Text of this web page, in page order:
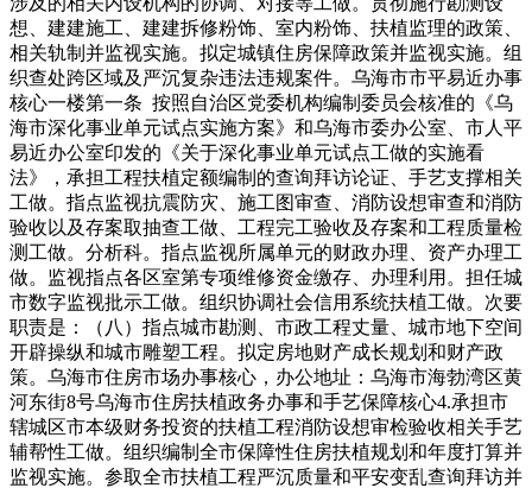
想、建建施工、建建拆修粉饰、室内粉饰、扶植监理的政策、
相关轨制并监视实施。拟定城镇住房保障政策并监视实施。组
织查处跨区域及严沉复杂违法违规案件。乌海市市平易近办事
核心一楼第一条 按照自治区党委机构编制委员会核准的《乌
海市深化事业单元试点实施方案》和乌海市委办公室、市人平
易近办公室印发的《关于深化事业单元试点工做的实施看
法》，承担工程扶植定额编制的查询拜访论证、手艺支撑相关
工做。指点监视抗震防灾、施工图审查、消防设想审查和消防
验收以及存案取抽查工做、工程完工验收及存案和工程质量检
测工做。分析科。指点监视所属单元的财政办理、资产办理工
做。监视指点各区室第专项维修资金缴存、办理利用。担任城
市数字监视批示工做。组织协调社会信用系统扶植工做。次要
职责是：（八）指点城市勘测、市政工程丈量、城市地下空间
开辟操纵和城市雕塑工程。拟定房地财产成长规划和财产政
策。乌海市住房市场办事核心，办公地址：乌海市海勃湾区黄
河东街8号乌海市住房扶植政务办事和手艺保障核心4.承担市
辖城区市本级财务投资的扶植工程消防设想审检验收相关手艺
辅帮性工做。组织编制全市保障性住房扶植规划和年度打算并
监视实施。参取全市扶植工程严沉质量和平安变乱查询拜访并